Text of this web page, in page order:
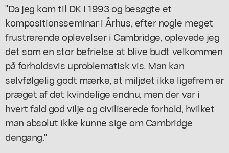
"Da jeg kom til DK i 1993 og besøgte et
kompositionsseminar i Århus, efter nogle meget
frustrerende oplevelser i Cambridge, oplevede jeg
det som en stor befrielse at blive budt velkommen
på forholdsvis uproblematisk vis. Man kan
selvfølgelig godt mærke, at miljøet ikke ligefrem er
præget af det kvindelige endnu, men der var i
hvert fald god vilje og civiliserede forhold, hvilket
man absolut ikke kunne sige om Cambridge
dengang."